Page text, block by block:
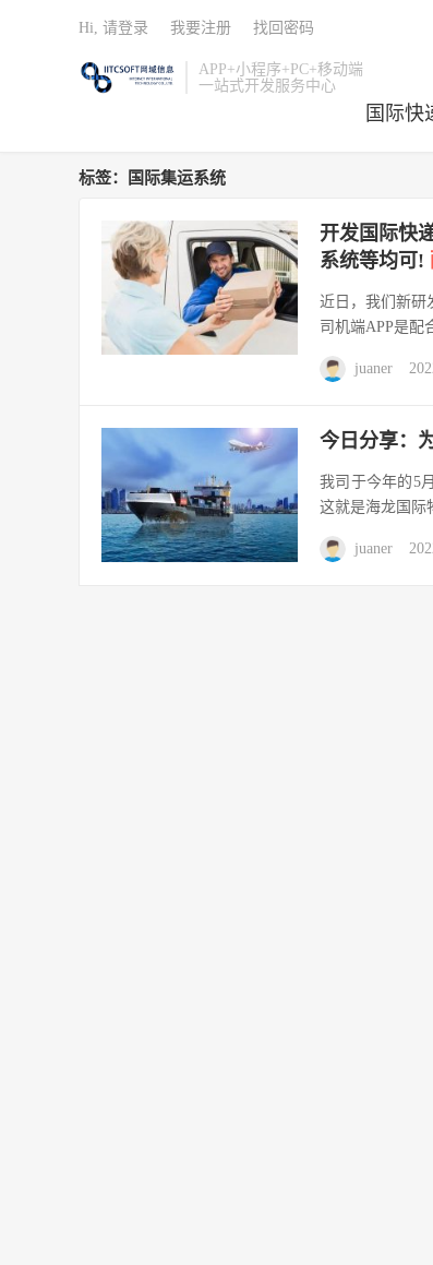
APP+小程序+PC+移动端
一站式开发服务中心
国际快
Hi, 请登录 我要注册 找回密码
标签：国际集运系统
开发国际快
系统等均可!
近日，我们新研
司机端APP是配
juaner
今日分享：
我司于今年的5
这就是海龙国际
juaner